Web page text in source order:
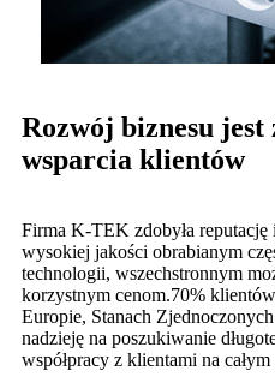
Rozwój biznesu jest
wsparcia klientów
Firma K-TEK zdobyła
wysokiej jakości obrabianym
technologii, wszechstronnym
korzystnym cenom.70%
Europie, Stanach
nadzieję na poszukiwanie
współpracy z klientami na